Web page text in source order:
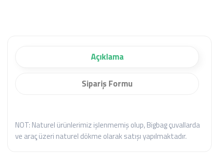
Açıklama
Sipariş Formu
NOT: Naturel ürünlerimiz işlenmemiş olup, Bigbag çuvallarda
ve araç üzeri naturel dökme olarak satışı yapılmaktadır.